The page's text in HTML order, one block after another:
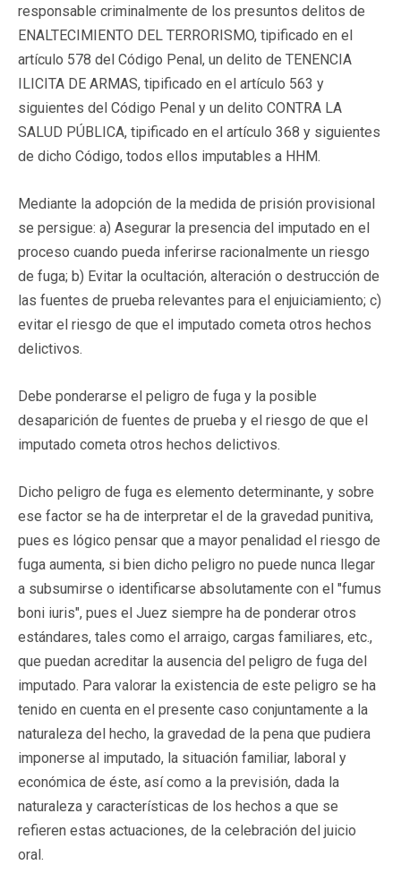
responsable criminalmente de los presuntos delitos de
ENALTECIMIENTO DEL TERRORISMO, tipificado en el
artículo 578 del Código Penal, un delito de TENENCIA
ILICITA DE ARMAS, tipificado en el artículo 563 y
siguientes del Código Penal y un delito CONTRA LA
SALUD PÚBLICA, tipificado en el artículo 368 y siguientes
de dicho Código, todos ellos imputables a HHM.
Mediante la adopción de la medida de prisión provisional
se persigue: a) Asegurar la presencia del imputado en el
proceso cuando pueda inferirse racionalmente un riesgo
de fuga; b) Evitar la ocultación, alteración o destrucción de
las fuentes de prueba relevantes para el enjuiciamiento; c)
evitar el riesgo de que el imputado cometa otros hechos
delictivos.
Debe ponderarse el peligro de fuga y la posible
desaparición de fuentes de prueba y el riesgo de que el
imputado cometa otros hechos delictivos.
Dicho peligro de fuga es elemento determinante, y sobre
ese factor se ha de interpretar el de la gravedad punitiva,
pues es lógico pensar que a mayor penalidad el riesgo de
fuga aumenta, si bien dicho peligro no puede nunca llegar
a subsumirse o identificarse absolutamente con el "fumus
boni iuris", pues el Juez siempre ha de ponderar otros
estándares, tales como el arraigo, cargas familiares, etc.,
que puedan acreditar la ausencia del peligro de fuga del
imputado. Para valorar la existencia de este peligro se ha
tenido en cuenta en el presente caso conjuntamente a la
naturaleza del hecho, la gravedad de la pena que pudiera
imponerse al imputado, la situación familiar, laboral y
económica de éste, así como a la previsión, dada la
naturaleza y características de los hechos a que se
refieren estas actuaciones, de la celebración del juicio
oral.